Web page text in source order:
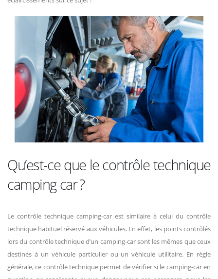
Qu’est-ce que le contrôle technique
camping car ?
Le contrôle technique camping-car est similaire à celui du contrôle
technique habituel réservé aux véhicules. En effet, les points contrôlés
lors du contrôle technique d’un camping-car sont les mêmes que ceux
destinés à un véhicule particulier ou un véhicule utilitaire. En règle
générale, ce contrôle technique permet de vérifier si le camping-car en